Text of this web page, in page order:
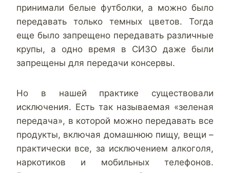
принимали белые футболки, а можно было
передавать только темных цветов. Тогда
еще было запрещено передавать различные
крупы, а одно время в СИЗО даже были
запрещены для передачи консервы.
Но в нашей практике существовали
исключения. Есть так называемая «зеленая
передача», в которой можно передавать все
продукты, включая домашнюю пищу, вещи –
практически все, за исключением алкоголя,
наркотиков и мобильных телефонов.